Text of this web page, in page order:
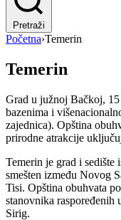
Pretraži
Početna›Temerin
Temerin
Grad u južnoj Bačkoj,
bazenima i
zajednica). Opština
prirodne atrakcije
Temerin je grad i sedište
smešten između Novog
Tisi. Opština obuhvata
stanovnika raspoređenih
Sirig.